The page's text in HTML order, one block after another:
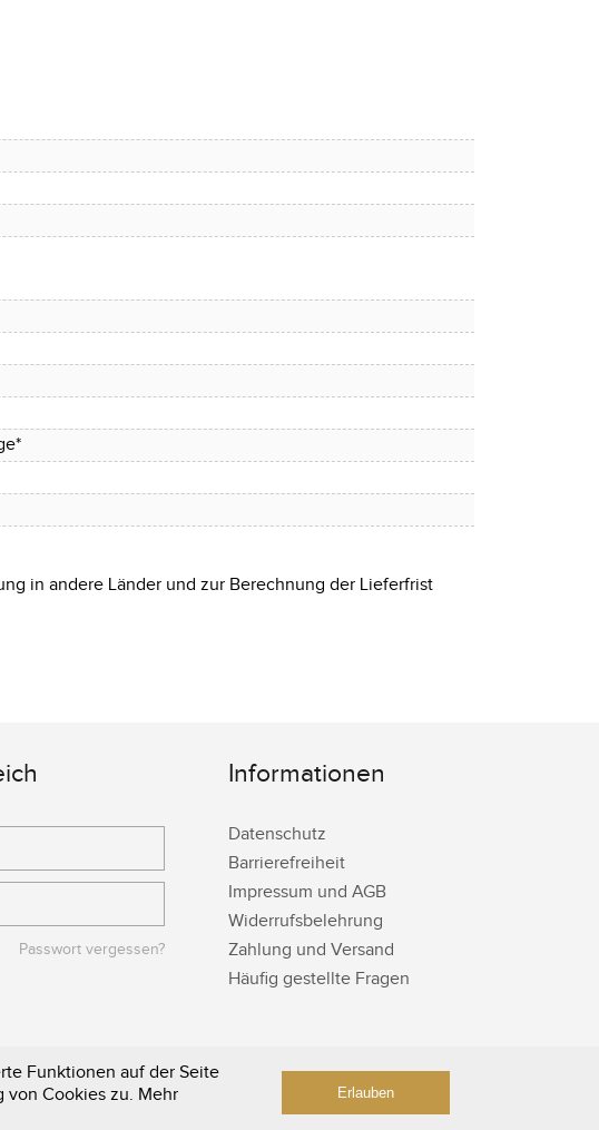
in andere Länder und zur Berechnung der Lieferfrist
Passwort vergessen?
Informationen
Datenschutz
Barrierefreiheit
Impressum und AGB
Widerrufsbelehrung
Zahlung und Versand
Häufig gestellte Fragen
Funktionen auf der Seite
von Cookies zu. Mehr
Erlauben